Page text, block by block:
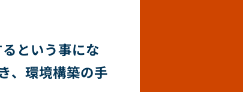
という事にな
、環境構築の手